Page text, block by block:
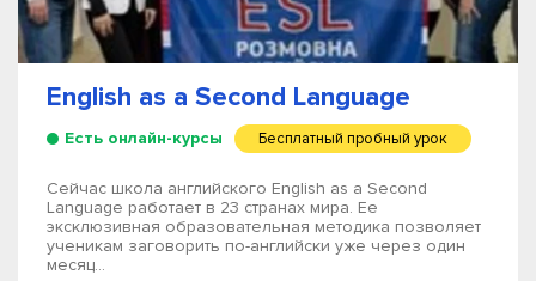
English as a Second Language
Есть онлайн-курсы Бесплатный пробный урок
Сейчас школа английского English as a Second
Language работает в 23 странах мира. Ее
эксклюзивная образовательная методика позволяет
ученикам заговорить по-английски уже через один
месяц...